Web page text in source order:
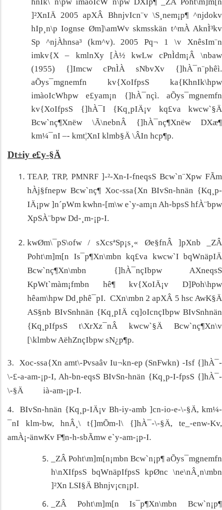
]²XnIÄ 2005apXÂ BhnjvIcn¨v \S¸nem¡p¶ ^njdokv
hIp¸n\p Iognse Øm]\amWv skmsskän t^mÀ AknÌ³kv
Sp ^njÀhnsa³ (km^v).
2005 Pq¬ 1 \v XnêsIm¨n
imkv{X– kmlnXy [À½ kwLw cPnÌdm¡Â \nbaw
(1955) {]Imcw cPnÌÀ sNbvXv {]hÀ¯n¨phêì.
aÕys¯mgnemfn kv{XoIfpsS ka{KhnIk\hpw
imàoIcWhpw e£yam¡n {]hÀ¯nçì. aÕys¯mgnemfn
kv{XoIfpsS {]hÀ¯I {Kq¸pIÄ¡v kq£va kwcw`§Ä
Bcw`nç¶Xnëw \Ã\nebnÂ {]hÀ¯nç¶Xnëw DXæ¶
km¼¯nI –- kmt¦XnI klmb§Ä \ÂIn hcp¶p.
Dt±iy e£y-§Ä
TEAP, TRP, PMNRF ]-²-Xn-I-fneqsS Bcw`n¨Xpw FÃm
hÀj§fnepw Bcw`nç¶ Xoc-ssa{Xn BIvSn-hnän {Kq¸p-
IÄ¡pw ]n´pWm kwhn-[m\w e`y-am¡n Ah-bpsS hfÀ¨bpw
XpSÀ¨bpw Dd-¸m-¡p-I.
kwØm\¯pS\ofw / sXcsªSp¡s¸« Øe§fnÂ ]pXnb _ZÂ
Poht\m]m[n Is­¯p¶Xn\mbn kq£va kwcw`I bqWnäpIÄ
Bcw`nç¶Xn\mbn {]hÀ¯nçIbpw AXneqsS
KpWt`màm¡fmbn hê¶ kv{XoIÄ¡v D]Poh\hpw
hêam\hpw Dd¸phê¯pI. CXn\mbn 2 apXÂ 5 hsc AwK§Ä
AS§nb BIvSnhnän {Kq¸pIÄ cq]oIcnçIbpw BIvSnhnän
{Kq¸pIfpsS t\XrXz¯nÂ kwcw`§Ä Bcw`nç¶Xn\v
[\klmbw AëhZnçIbpw sN¿p¶p.
3. Xoc-ssa{Xn amt\-Pvsaâv Iu¬kn-ep (SnFwkn) -Isf {]hÀ¯-
\-£-a-am-¡p-I, Ah-bn-eqsS BIvSn-hnän {Kq¸p-I-fpsS {]hÀ¯-
\-§Ä ià-am-¡p-I.
4. BIvSn-hnän {Kq¸p-IÄ¡v Bh-iy-amb ]cn-io-e-\-§Ä, km¼-
¯nI klm-bw, hnÂ¸\ t{]mÕm-l\ {]hÀ¯-\-§Ä, te_-enw-Kv,
amÀ¡-änwKv F¶n-h-sbÃmw e`y-am-¡p-I.
_ZÂ Poht\m]m[n¡mbn Bcw`n¡p¶ aÕys¯mgnemfn
h\nXIfpsS bqWnäpIfpsS kpØnc \ne\nÂ¸n\mbn
]²Xn LSI§Ä Bhnjv¡cn¡pI.
_ZÂ Poht\m]m[n Is­¯p¶Xn\mbn Bcw`n¡p¶